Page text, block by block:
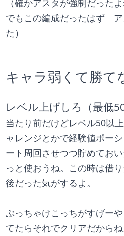
（確かアスタが強制だった
でもこの編成だったはず　
た）
キャラ弱くて勝て
レベル上げしろ（最低50
当たり前だけどレベル50以
ャレンジとかで経験値ポー
ート周回させつつ貯めてお
っと使おうね。この時は借
後だった気がするよ。
ぶっちゃけこっちがすげー
てたらそれでクリアだから